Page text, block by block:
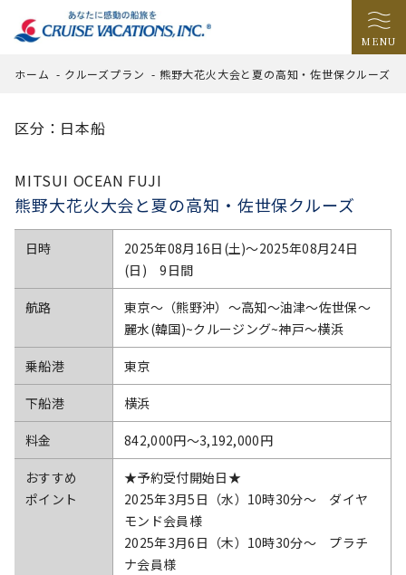
MENU
ホーム - クルーズプラン - 熊野大花火大会と夏の高知・佐世保クルーズ
区分：日本船
MITSUI OCEAN FUJI
熊野大花火大会と夏の高知・佐世保クルーズ
日時
2025年08月16日(土)〜2025年08月24日
(日) 9日間
航路
東京～（熊野沖）～高知～油津～佐世保～
麗水(韓国)~クルージング~神戸～横浜
乗船港 東京
下船港 横浜
料金 842,000円〜3,192,000円
おすすめ
ポイント
★予約受付開始日★
2025年3月5日（水）10時30分～ ダイヤ
モンド会員様
2025年3月6日（木）10時30分～ プラチ
ナ会員様